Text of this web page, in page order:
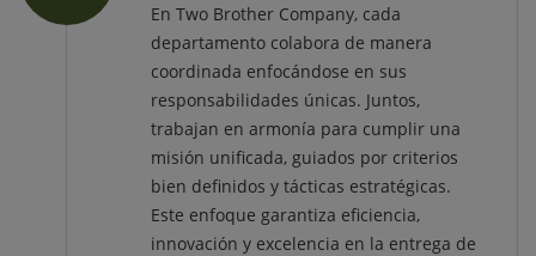
En Two Brother Company, cada
departamento colabora de manera
coordinada enfocándose en sus
responsabilidades únicas. Juntos,
trabajan en armonía para cumplir una
misión unificada, guiados por criterios
bien definidos y tácticas estratégicas.
Este enfoque garantiza eficiencia,
innovación y excelencia en la entrega de